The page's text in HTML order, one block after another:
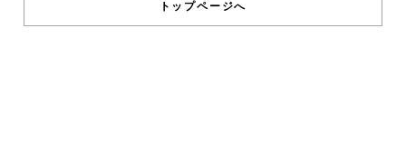
トップページへ